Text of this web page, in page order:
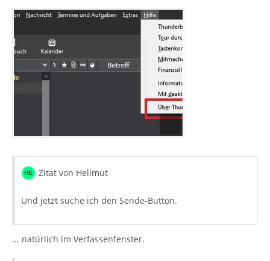
Zitat von Hellmut
Und jetzt suche ich den Sende-Button.
... natürlich im Verfassenfenster.